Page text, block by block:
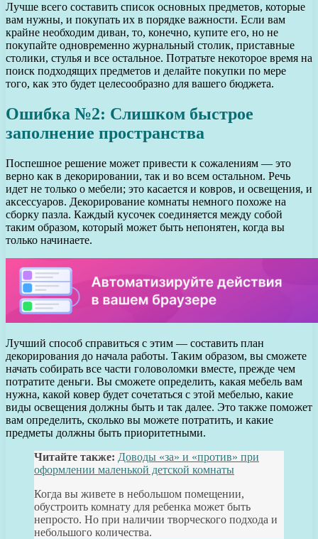
Лучше всего составить список основных предметов, которые
вам нужны, и покупать их в порядке важности. Если вам
крайне необходим диван, то, конечно, купите его, но не
покупайте одновременно журнальный столик, приставные
столики, стулья и все остальное. Потратьте некоторое время на
поиск подходящих предметов и делайте покупки по мере
того, как это будет целесообразно для вашего бюджета.
Ошибка №2: Слишком быстрое
заполнение пространства
Поспешное решение может привести к сожалениям — это
верно как в декорировании, так и во всем остальном. Речь
идет не только о мебели; это касается и ковров, и освещения, и
аксессуаров. Декорирование комнаты немного похоже на
сборку пазла. Каждый кусочек соединяется между собой
таким образом, который может быть непонятен, когда вы
только начинаете.
Лучший способ справиться с этим — составить план
декорирования до начала работы. Таким образом, вы сможете
начать собирать все части головоломки вместе, прежде чем
потратите деньги. Вы сможете определить, какая мебель вам
нужна, какой ковер будет сочетаться с этой мебелью, какие
виды освещения должны быть и так далее. Это также поможет
вам определить, сколько вы можете потратить, и какие
предметы должны быть приоритетными.
Читайте также: Доводы «за» и «против» при
оформлении маленькой детской комнаты
Когда вы живете в небольшом помещении,
обустроить комнату для ребенка может быть
непросто. Но при наличии творческого подхода и
небольшого количества.